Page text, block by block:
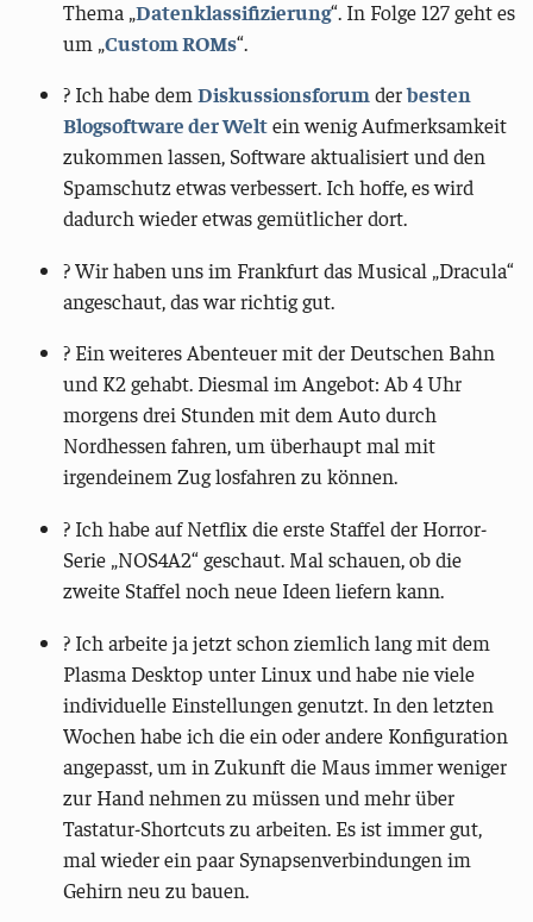
Thema „Datenklassifizierung“. In Folge 127 geht es
um „Custom ROMs“.
?️ Ich habe demDiskussionsforum derbesten
Blogsoftware der Weltein wenig Aufmerksamkeit
zukommen lassen, Software aktualisiert und den
Spamschutz etwas verbessert. Ich hoffe, es wird
dadurch wieder etwas gemütlicher dort.
? Wir haben uns im Frankfurt das Musical „Dracula“
angeschaut, das war richtig gut.
? Ein weiteres Abenteuer mit der Deutschen Bahn
und K2 gehabt. Diesmal im Angebot: Ab 4 Uhr
morgens drei Stunden mit dem Auto durch
Nordhessen fahren, um überhaupt mal mit
irgendeinem Zug losfahren zu können.
? Ich habe auf Netflix die erste Staffel der Horror-
Serie „NOS4A2“ geschaut. Mal schauen, ob die
zweite Staffel noch neue Ideen liefern kann.
?️ Ich arbeite ja jetzt schon ziemlich lang mit dem
Plasma Desktop unter Linux und habe nie viele
individuelle Einstellungen genutzt. In den letzten
Wochen habe ich die ein oder andere Konfiguration
angepasst, um in Zukunft die Maus immer weniger
zur Hand nehmen zu müssen und mehr über
Tastatur-Shortcuts zu arbeiten. Es ist immer gut,
mal wieder ein paar Synapsenverbindungen im
Gehirn neu zu bauen.